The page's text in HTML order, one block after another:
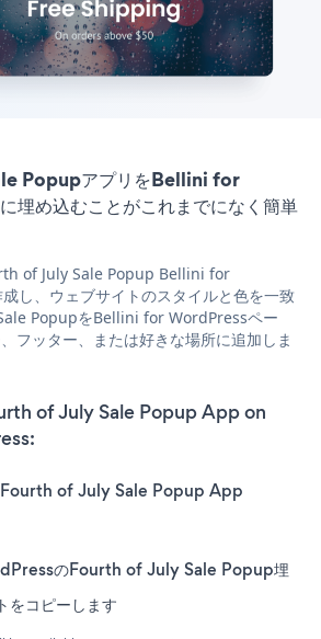
PopupアプリをBellini for
埋め込むことがこれまでになく簡単
of July Sale Popup Bellini for
し、ウェブサイトのスタイルと色を一致
PopupをBellini for WordPressペー
フッター、または好きな場所に追加しま
of July Sale Popup App on
of July Sale Popup App
のFourth of July Sale Popup埋
をコピーします